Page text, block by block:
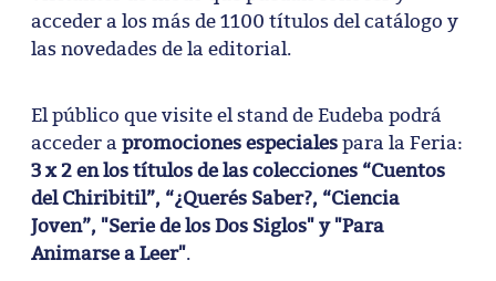
acceder a los más de 1100 títulos del catálogo y
las novedades de la editorial.
El público que visite el stand de Eudeba podrá
acceder a promociones especialespara la Feria:
3 x 2 en los títulos de las colecciones “Cuentos
del Chiribitil”, “¿Querés Saber?, “Ciencia
Joven”, "Serie de los Dos Siglos" y "Para
Animarse a Leer".